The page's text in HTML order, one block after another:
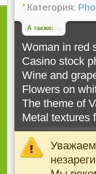
Категория:
А также:
Woman in red
Casino stock
Wine and
Flowers on
The theme of
Metal textures